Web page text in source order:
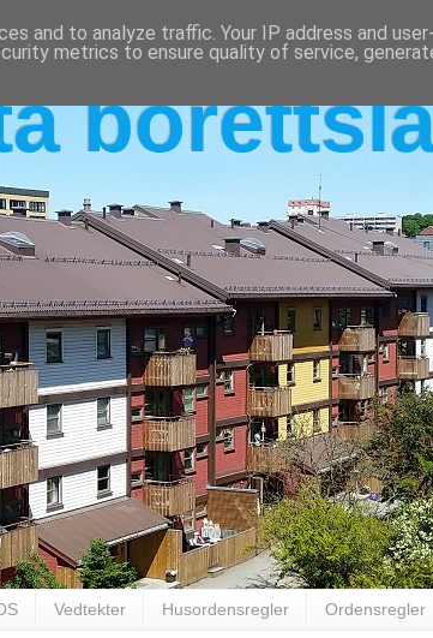
Vedtekter Husordensregler Ordensregler
and to analyze traffic. Your IP address and
metrics to ensure quality of service,